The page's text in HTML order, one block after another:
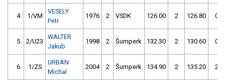
4. 1/VM
VESELÝ
Petr
1976 2 VSDK 126.00 2 126.80 0
5. 2/U23
WALTER
Jakub
1998 2 Šumperk 132.30 2 130.60 0
6. 1/ZS
URBAN
Michal
2004 2 Šumperk 134.90 2 135.20 2